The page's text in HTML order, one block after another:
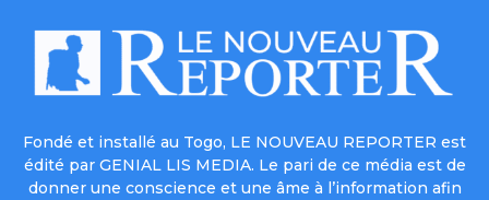
Fondé et installé au Togo, LE NOUVEAU REPORTER est
édité par GENIAL LIS MEDIA. Le pari de ce média est de
donner une conscience et une âme à l’information afin